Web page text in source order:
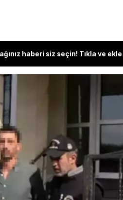
haberi siz seçin! Tıkla ve ekle
ilçesinde silahla ateş
1 kişiyi de yaraladığı
sanığa 24 yıl 2 ay hapis